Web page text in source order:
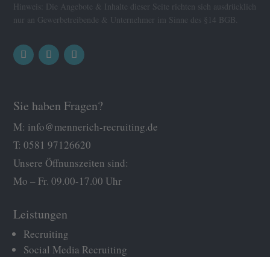
Hinweis: Die Angebote & Inhalte dieser Seite richten sich ausdrücklich
nur an Gewerbetreibende & Unternehmer im Sinne des §14 BGB.
Sie haben Fragen?
M: info@mennerich-recruiting.de
T:0581 97126620
Unsere Öffnunszeiten sind:
Mo – Fr. 09.00-17.00 Uhr
Leistungen
Recruiting
Social Media Recruiting